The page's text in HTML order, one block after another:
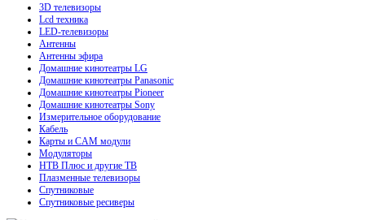
3D телевизоры
Lcd техника
LED-телевизоры
Антенны
Антенны эфира
Домашние кинотеатры LG
Домашние кинотеатры Panasonic
Домашние кинотеатры Pioneer
Домашние кинотеатры Sony
Измерительное оборудование
Кабель
Карты и CAM модули
Модуляторы
НТВ Плюс и другие ТВ
Плазменные телевизоры
Спутниковые
Спутниковые ресиверы